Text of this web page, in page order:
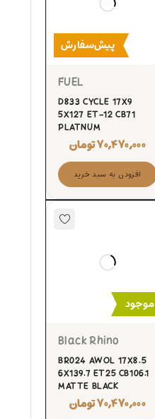
پیش‌سفارش
FUEL
D833 CYCLE 17X9
5X127 ET-12 CB71
PLATNUM
۷۰,۴۷۰,۰۰۰تومان
افزودن به سبد خرید
موجود
Black Rhino
BR024 AWOL 17X8.5
6X139.7 ET25 CB106.1
MATTE BLACK
۷۰,۴۷۰,۰۰۰تومان